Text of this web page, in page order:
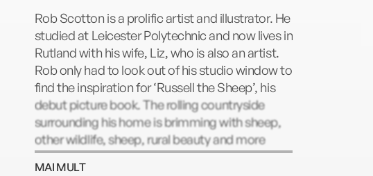
Rob Scotton is a prolific artist and illustrator. He
studied at Leicester Polytechnic and now lives in
Rutland with his wife, Liz, who is also an artist.
Rob only had to look out of his studio window to
find the inspiration for ‘Russell the Sheep’, his
debut picture book. The rolling countryside
surrounding his home is brimming with sheep,
other wildlife, sheep, rural beauty and more
sheep!
MAI MULT